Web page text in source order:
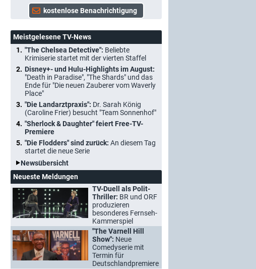
Meistgelesene TV-News
"The Chelsea Detective": Beliebte
Krimiserie startet mit der vierten Staffel
Disney+- und Hulu-Highlights im August:
"Death in Paradise", "The Shards" und das
Ende für "Die neuen Zauberer vom Waverly
Place"
"Die Landarztpraxis": Dr. Sarah König
(Caroline Frier) besucht "Team Sonnenhof"
"Sherlock & Daughter" feiert Free-TV-
Premiere
"Die Flodders" sind zurück: An diesem Tag
startet die neue Serie
Newsübersicht
Neueste Meldungen
TV-Duell als Polit-
Thriller: BR und ORF
produzieren
besonderes Fernseh-
Kammerspiel
"The Varnell Hill
Show": Neue
Comedyserie mit
Termin für
Deutschlandpremiere